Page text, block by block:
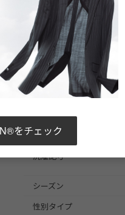
商品詳細
商品番号
ブランド商品番号
※店舗お問い合わせ用
色
原産国
洗濯記号
シーズン
性別タイプ
をチェック